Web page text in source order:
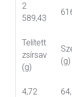
2
589,43
Telített
zsírsav
(g)
(g)
4,72